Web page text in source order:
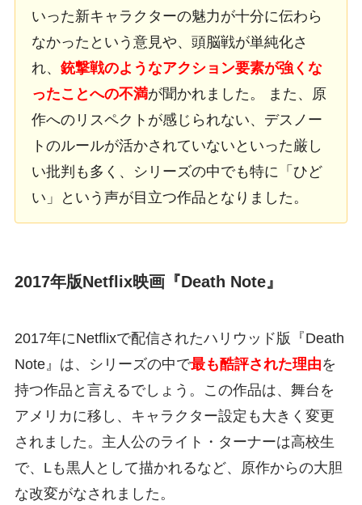
いった新キャラクターの魅力が十分に伝わら
なかったという意見や、頭脳戦が単純化さ
れ、 銃撃戦のようなアクション要素が強くな
ったことへの不満が聞かれました。 また、原
作へのリスペクトが感じられない、デスノー
トのルールが活かされていないといった厳し
い批判も多く、シリーズの中でも特に「ひど
い」という声が目立つ作品となりました。
2017年版Netflix映画『Death Note』
2017年にNetflixで配信されたハリウッド版『Death
Note』は、シリーズの中で最も酷評された理由を
持つ作品と言えるでしょう。この作品は、舞台を
アメリカに移し、キャラクター設定も大きく変更
されました。主人公のライト・ターナーは高校生
で、Lも黒人として描かれるなど、原作からの大胆
な改変がなされました。